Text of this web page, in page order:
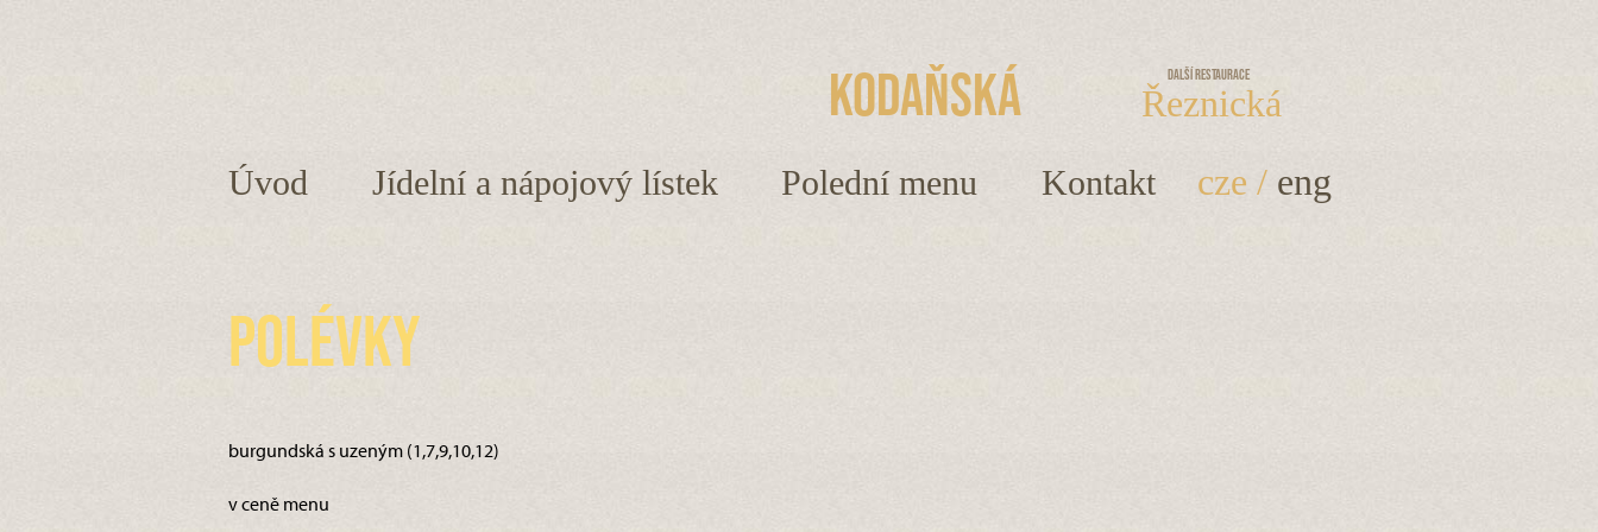
Kodaňská Další restaurace
Řeznická
Úvod Jídelní a nápojový lístek Polední menu Kontakt cze / eng
Polévky
burgundská s uzeným (1,7,9,10,12)
v ceně menu